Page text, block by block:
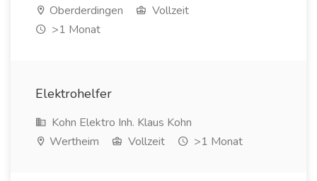
Oberderdingen
Vollzeit
>1 Monat
Elektrohelfer
Kohn Elektro Inh. Klaus Kohn
Wertheim
Vollzeit >1 Monat